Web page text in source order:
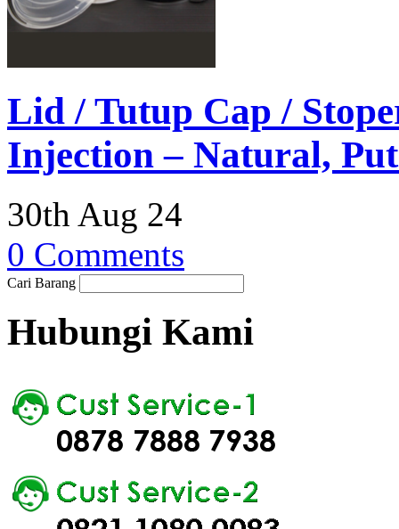
Lid / Tutup Cap /
Injection – Natural,
30th Aug 24
0 Comments
Cari Barang
Hubungi Kami